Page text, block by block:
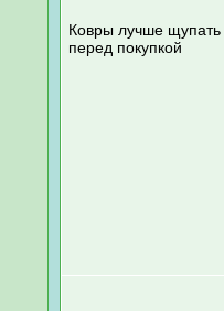
Ковры лучше щупать
перед покупкой